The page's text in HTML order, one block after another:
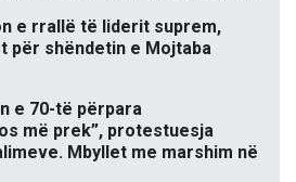
e rrallë të liderit suprem,
për shëndetin e Mojtaba
e 70-të përpara
më prek”, protestuesja
Mbyllet me marshim në